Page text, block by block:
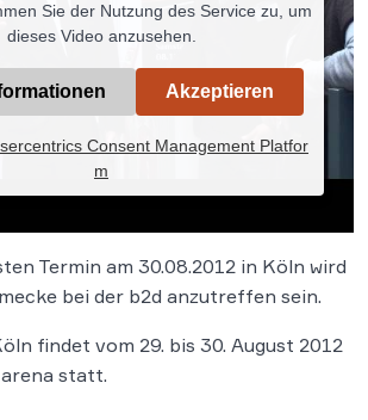
Sie der Nutzung des Service zu, um
dieses Video anzusehen.
Akzeptieren
Consent Management Platfor
m
Termin am 30.08.2012 in Köln wird
bei der b2d anzutreffen sein.
findet vom 29. bis 30. August 2012
statt.